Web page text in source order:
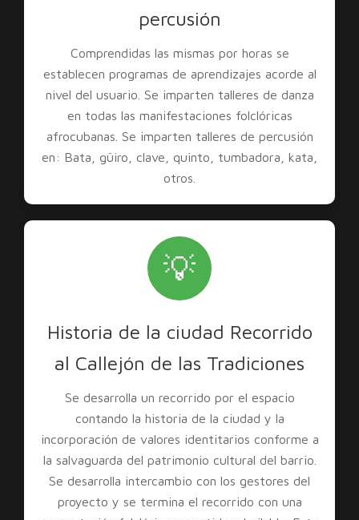
percusión
Comprendidas las mismas por horas se
establecen programas de aprendizajes acorde al
nivel del usuario. Se imparten talleres de danza
en todas las manifestaciones folclóricas
afrocubanas. Se imparten talleres de percusión
en: Bata, güiro, clave, quinto, tumbadora, kata,
otros.
💡
Historia de la ciudad Recorrido
al Callejón de las Tradiciones
Se desarrolla un recorrido por el espacio
contando la historia de la ciudad y la
incorporación de valores identitarios conforme a
la salvaguarda del patrimonio cultural del barrio.
Se desarrolla intercambio con los gestores del
proyecto y se termina el recorrido con una